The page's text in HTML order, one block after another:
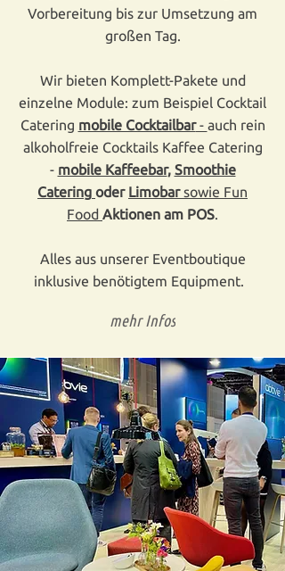
Vorbereitung bis zur Umsetzung am
großen Tag.
Wir bieten Komplett-Pakete und
einzelne Module: zum Beispiel Cocktail
Catering mobile Cocktailbar- auch rein
alkoholfreie Cocktails Kaffee Catering
- mobile Kaffeebar, Smoothie
Catering oder Limobarsowie Fun
Food Aktionen am POS.
Alles aus unserer Eventboutique
inklusive benötigtem Equipment.
mehr Infos